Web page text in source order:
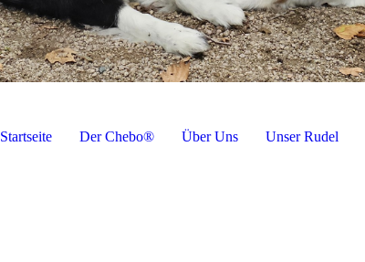
Startseite Der Chebo® Über Uns Unser Rudel